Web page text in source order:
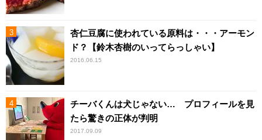
杏仁豆腐に使われている原料は・・・アーモン
ド？【鈴木杏樹のいってらっしゃい】
2016.06.15
チーバくんは犬じゃない… プロフィールを見
たら驚きの正体が判明
2017.09.09